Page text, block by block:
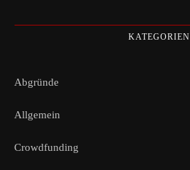
KATEGORIEN
Abgründe
Allgemein
Crowdfunding